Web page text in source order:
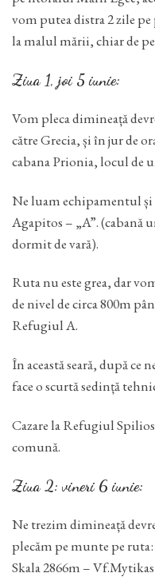
vom putea distra 2 zile pe
la malul mării, chiar de
Ziua 1, joi 5 iunie:
Vom pleca dimineață
către Grecia, și în jur de
cabana Prionia, locul de
Ne luam echipamentul
Agapitos – „A”. (cabană
dormit de vară).
Ruta nu este grea, dar
de nivel de circa 800m
Refugiul A.
În această seară, după ce
face o scurtă sedință
Cazare la Refugiul
comună.
Ziua 2: vineri 6 iunie:
Ne trezim dimineață
plecăm pe munte pe
Skala 2866m –